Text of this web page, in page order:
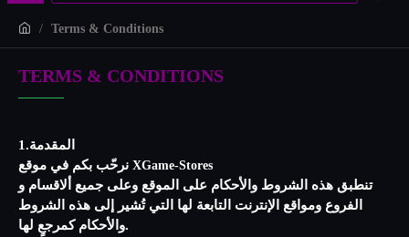
Terms & Conditions
TERMS & CONDITIONS
1.المقدمة
XGame-Stores
تنطبق هذه الشروط والأحكام على الموقع وعلى جميع ألاقسام و
الفروع ومواقع الإنترنت التابعة لها التي تُشير إلى هذه الشروط
والأحكام كمرجعٍ لها.